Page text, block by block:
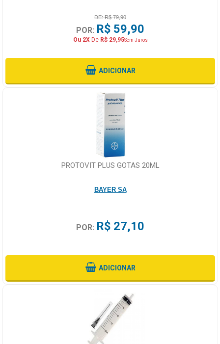
DE: R$ 79,90
POR: R$ 59,90
Ou 2XDe R$ 29,95Sem Juros
ADICIONAR
PROTOVIT PLUS GOTAS 20ML
BAYER SA
POR: R$ 27,10
ADICIONAR